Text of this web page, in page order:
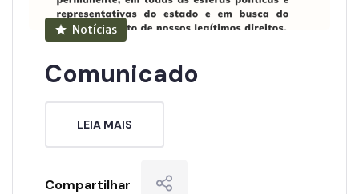
Notícias
Comunicado
LEIA MAIS
Compartilhar